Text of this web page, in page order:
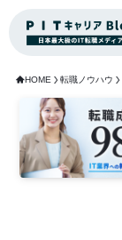
HOME 転職ノウハウ